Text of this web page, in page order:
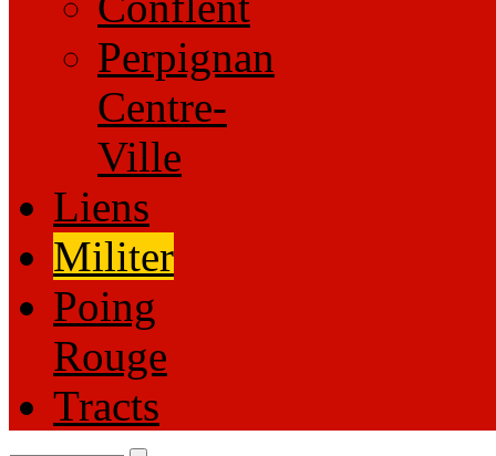
Perpignan
Centre-
Ville
Liens
Militer
Poing
Rouge
Tracts